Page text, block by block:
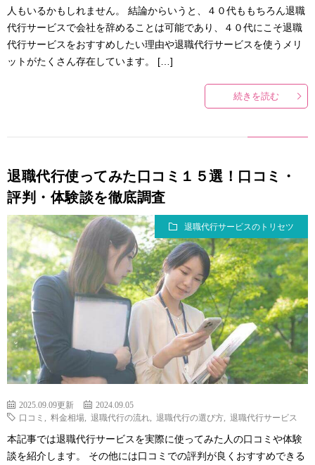
人もいるかもしれません。 結論からいうと、４０代ももちろん退職
代行サービスで会社を辞めることは可能であり、４０代にこそ退職
代行サービスをおすすめしたい理由や退職代行サービスを使うメリ
ットがたくさん存在しています。 […]
続きを読む
退職代行使ってみた口コミ１５選！口コミ・
評判・体験談を徹底調査
退職代行サービスのトリセツ
2025.09.09更新
2024.09.05
口コミ
料金相場 退職代行の流れ 退職代行の選び方 退職代行サービス
本記事では退職代行サービスを実際に使ってみた人の口コミや体験
談を紹介します。 その他には口コミでの評判が良くおすすめできる